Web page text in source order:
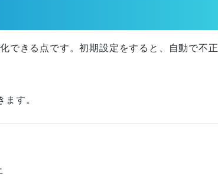
できる点です。初期設定をすると、自動で不正
す。